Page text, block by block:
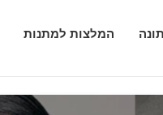
המלצות למתנות